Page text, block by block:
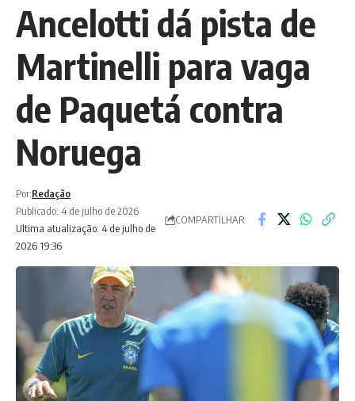
Ancelotti dá pista de
Martinelli para vaga
de Paquetá contra
Noruega
Ultima atualização: 4 de julho de
2026 19:36
Por:Redação
Publicado: 4 de julho de 2026
COMPARTILHAR